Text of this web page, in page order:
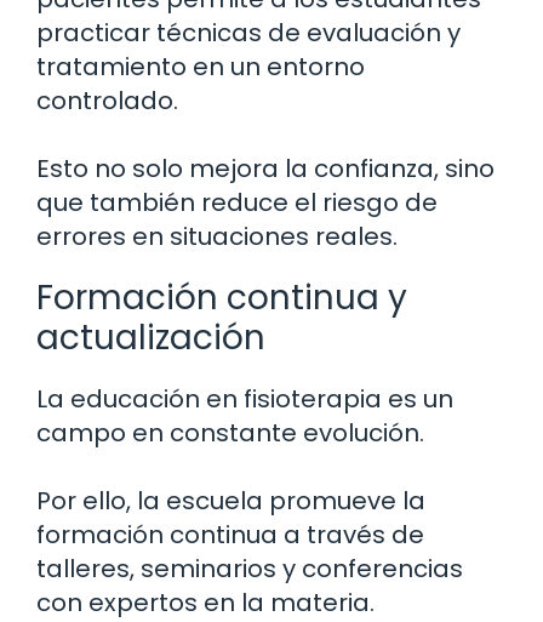
practicar técnicas de evaluación y
tratamiento en un entorno
controlado.
Esto no solo mejora la confianza, sino
que también reduce el riesgo de
errores en situaciones reales.
Formación continua y
actualización
La educación en fisioterapia es un
campo en constante evolución.
Por ello, la escuela promueve la
formación continua a través de
talleres, seminarios y conferencias
con expertos en la materia.